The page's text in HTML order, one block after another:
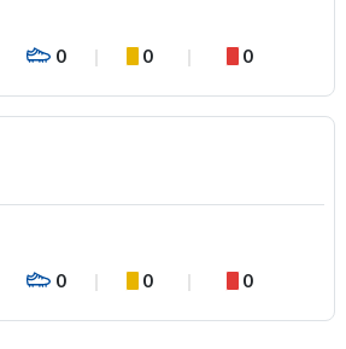
0 0 0
0 0 0